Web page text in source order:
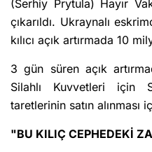
(Serhiy Prytula) Hayır
çıkarıldı. Ukraynalı
kılıcı açık artırmada 10
3 gün süren açık
Silahlı Kuvvetleri için
taretlerinin satın alınması
"BU KILIÇ CEPHEDEKİ